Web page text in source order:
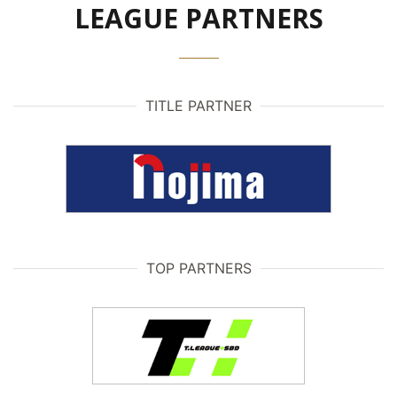
LEAGUE PARTNERS
TITLE PARTNER
TOP PARTNERS